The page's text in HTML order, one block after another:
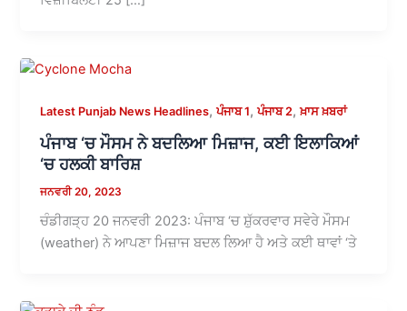
Latest Punjab News Headlines,ਪੰਜਾਬ 1,ਪੰਜਾਬ 2,ਖ਼ਾਸ ਖ਼ਬਰਾਂ
ਪੰਜਾਬ ‘ਚ ਮੌਸਮ ਨੇ ਬਦਲਿਆ ਮਿਜ਼ਾਜ, ਕਈ ਇਲਾਕਿਆਂ
‘ਚ ਹਲਕੀ ਬਾਰਿਸ਼
ਜਨਵਰੀ 20, 2023
ਚੰਡੀਗੜ੍ਹ 20 ਜਨਵਰੀ 2023: ਪੰਜਾਬ ‘ਚ ਸ਼ੁੱਕਰਵਾਰ ਸਵੇਰੇ ਮੌਸਮ
(weather) ਨੇ ਆਪਣਾ ਮਿਜ਼ਾਜ ਬਦਲ ਲਿਆ ਹੈ ਅਤੇ ਕਈ ਥਾਵਾਂ ‘ਤੇ